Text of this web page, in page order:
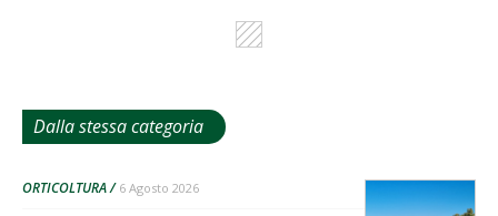
Dalla stessa categoria
ORTICOLTURA 6 Agosto 2026